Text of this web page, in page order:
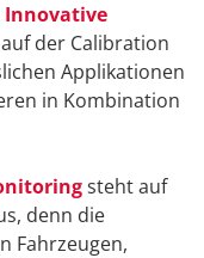
Innovative
der Calibration
Applikationen
in Kombination
steht auf
denn die
Fahrzeugen,